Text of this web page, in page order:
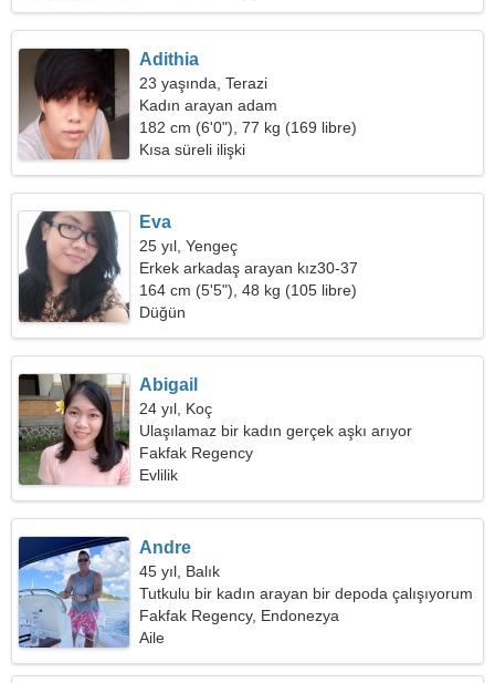
Adithia
23 yaşında, Terazi
Kadın arayan adam
182 cm (6'0"), 77 kg (169 libre)
Kısa süreli ilişki
Eva
25 yıl, Yengeç
Erkek arkadaş arayan kız30-37
164 cm (5'5"), 48 kg (105 libre)
Düğün
Abigail
24 yıl, Koç
Ulaşılamaz bir kadın gerçek aşkı arıyor
Fakfak Regency
Evlilik
Andre
45 yıl, Balık
Tutkulu bir kadın arayan bir depoda çalışıyorum
Fakfak Regency, Endonezya
Aile